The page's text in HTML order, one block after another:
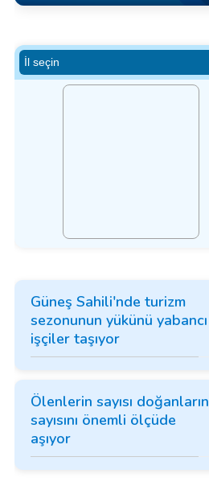
Güneş Sahili'nde turizm
sezonunun yükünü yabancı
işçiler taşıyor
Ölenlerin sayısı doğanların
sayısını önemli ölçüde
aşıyor